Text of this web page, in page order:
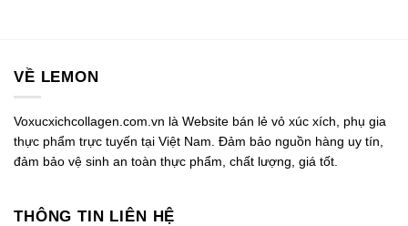
VỀ LEMON
Voxucxichcollagen.com.vn là Website bán lẻ vỏ xúc xích, phụ gia
thực phẩm trực tuyến tại Việt Nam. Đảm bảo nguồn hàng uy tín,
đảm bảo vệ sinh an toàn thực phẩm, chất lượng, giá tốt.
THÔNG TIN LIÊN HỆ